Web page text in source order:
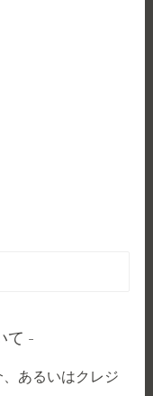
て
あるいはクレジ